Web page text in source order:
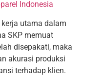
Indonesia
utama dalam
SKP memuat
disepakati, maka
akurasi produksi
terhadap klien.